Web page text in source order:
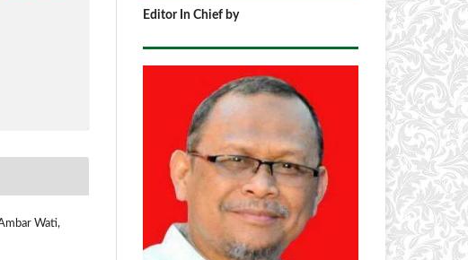
Wati,
Editor In Chief by